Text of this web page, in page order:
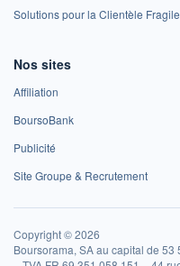
Solutions pour la Clientèle Fragile
Nos sites
Affiliation
BoursoBank
Publicité
Site Groupe & Recrutement
Copyright © 2026
Boursorama, SA au capital de